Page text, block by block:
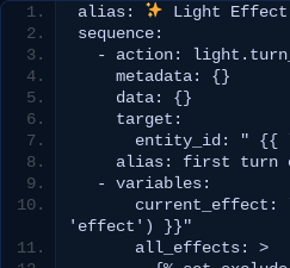
alias:
Light Effect
sequence:
  - action: light.
    metadata:
{}
    data:
{}
    target:
      entity_id:
" {{
alias: first turn
  - variables:
      current_effect:
'effect') }}"
      all_effects:
>